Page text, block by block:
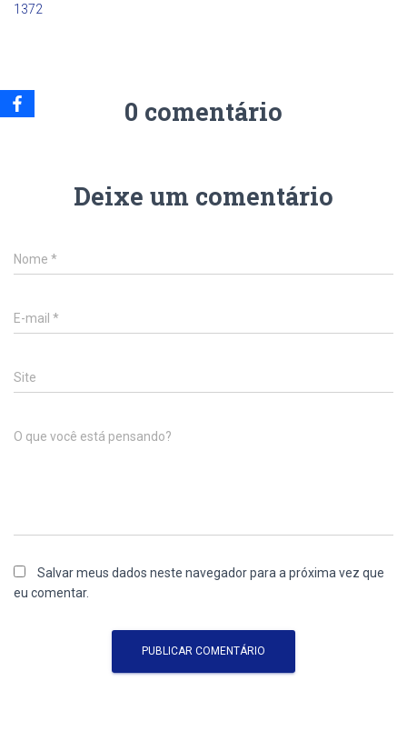
1372
0 comentário
Deixe um comentário
Nome *
E-mail *
Site
O que você está pensando?
Salvar meus dados neste navegador para a próxima vez que
eu comentar.